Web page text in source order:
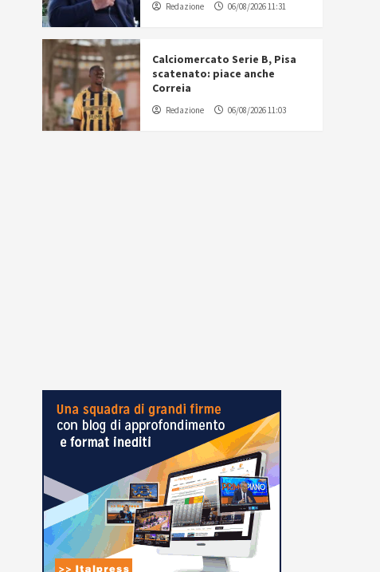
Redazione 06/08/2026 11:31
Calciomercato Serie B, Pisa
scatenato: piace anche
Correia
Redazione 06/08/2026 11:03